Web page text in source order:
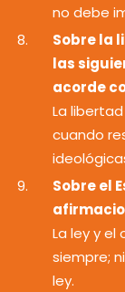
no debe
Sobre la
las
acorde
La
cuando
Sobre el
La ley y
siempre;
ley.